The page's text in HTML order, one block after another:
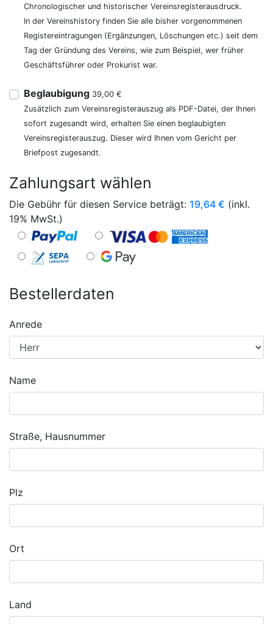
Chronologischer und historischer Vereinsregisterausdruck.
In der Vereinshistory finden Sie alle bisher vorgenommenen
Registereintragungen (Ergänzungen, Löschungen etc.) seit dem
Tag der Gründung des Vereins, wie zum Beispiel, wer früher
Geschäftsführer oder Prokurist war.
Beglaubigung 39,00 €
Zusätzlich zum Vereinsregisterauszug als PDF-Datei, der Ihnen
sofort zugesandt wird, erhalten Sie einen beglaubigten
Vereinsregisterauszug. Dieser wird Ihnen vom Gericht per
Briefpost zugesandt.
Zahlungsart wählen
Die Gebühr für diesen Service beträgt: 19,64 € (inkl.
19% MwSt.)
Bestellerdaten
Anrede
Name
Straße, Hausnummer
Plz
Ort
Land